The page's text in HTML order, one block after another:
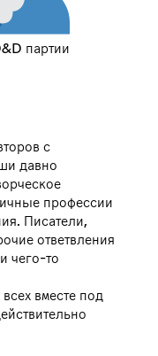
партии
с
давно
профессии
Писатели,
ответвления
чего-то
вместе под